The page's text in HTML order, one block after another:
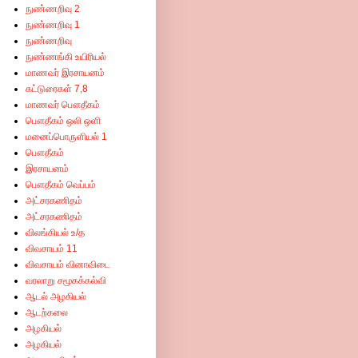
நுண்ணறிவு 2
நுண்ணறிவு 1
நுண்ணறிவு
நுண்ணங்கி உயிரியல்
மாணவர் இரசாயனம்
கட்டுரைகள் 7,8
மாணவர் பௌதீகம்
பௌதீகம் ஒலி ஒளி
மனைப்பொருளியல் 1
பௌதீகம்
இரசாயனம்
பௌதீகம் வெப்பம்
அட்சரகணிதம்
அட்சரகணிதம்
விலங்கியல் உ/த
விவசாயம் 11
விவசாயம் வினாவிடை
வரலாறு சமூகக்கல்வி
ஆடல் அழகியல்
ஆடற்கலை
அழகியல்
அழகியல்